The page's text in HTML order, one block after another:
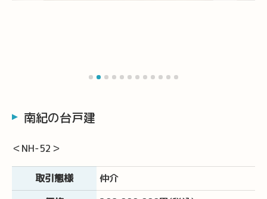
南紀の台戸建
＜NH-52＞
取引態様
仲介